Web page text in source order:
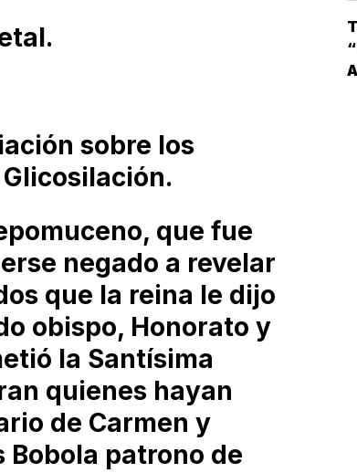
sobre los
que fue
negado a revelar
que la reina le dijo
obispo, Honorato y
la Santísima
quienes hayan
de Carmen y
Bobola patrono de